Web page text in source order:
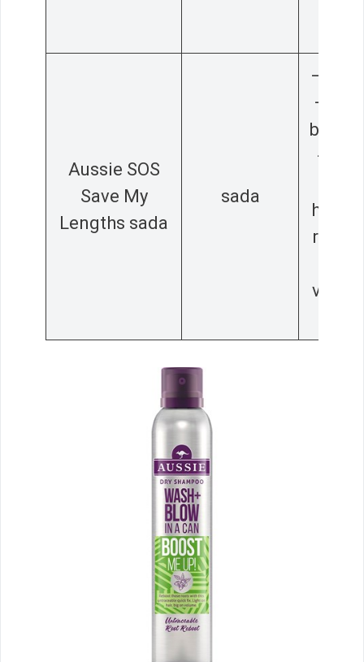
Aussie SOS
Save My
Lengths sada
sada
– 2
–
blond
–